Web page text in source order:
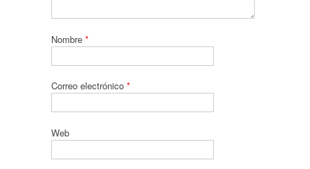
Nombre *
Correo electrónico *
Web